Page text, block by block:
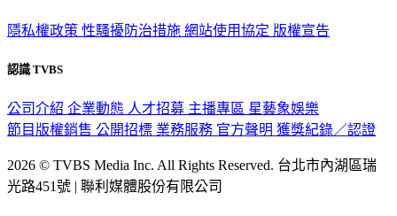
隱私權政策 性騷擾防治措施 網站使用協定 版權宣告
認識 TVBS
公司介紹 企業動態 人才招募 主播專區 星藝象娛樂
節目版權銷售 公開招標 業務服務 官方聲明 獲獎紀錄／認證
2026 © TVBS Media Inc. All Rights Reserved. 台北市內湖區瑞
光路451號 | 聯利媒體股份有限公司